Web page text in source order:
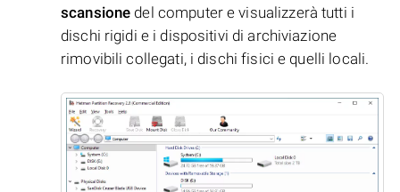
scansione del computer e visualizzerà tutti i
dischi rigidi e i dispositivi di archiviazione
rimovibili collegati, i dischi fisici e quelli locali.